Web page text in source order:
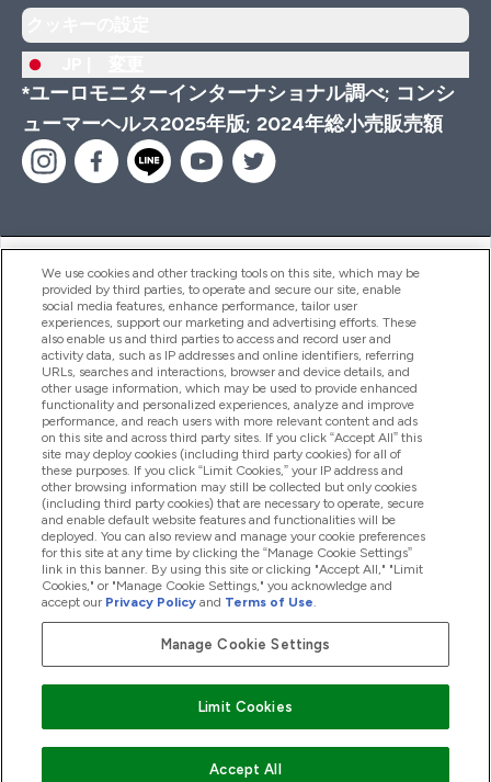
*ユーロモニターインターナショナル調べ; コンシ
ューマーヘルス2025年版; 2024年総小売販売額
ヘルプ＆ガイド
商品について
会社概要
特典＆ポイント
2026 The Hut.com Ltd
Pay with
We use cookies and other tracking tools on this site, which may be
provided by third parties, to operate and secure our site, enable
social media features, enhance performance, tailor user
experiences, support our marketing and advertising efforts. These
also enable us and third parties to access and record user and
activity data, such as IP addresses and online identifiers, referring
URLs, searches and interactions, browser and device details, and
other usage information, which may be used to provide enhanced
functionality and personalized experiences, analyze and improve
performance, and reach users with more relevant content and ads
on this site and across third party sites. If you click “Accept All” this
site may deploy cookies (including third party cookies) for all of
these purposes. If you click “Limit Cookies,” your IP address and
other browsing information may still be collected but only cookies
(including third party cookies) that are necessary to operate, secure
and enable default website features and functionalities will be
deployed. You can also review and manage your cookie preferences
for this site at any time by clicking the “Manage Cookie Settings”
link in this banner. By using this site or clicking "Accept All," "Limit
Cookies," or "Manage Cookie Settings," you acknowledge and
accept our Privacy Policy and Terms of Use.
Manage Cookie Settings
Limit Cookies
Accept All